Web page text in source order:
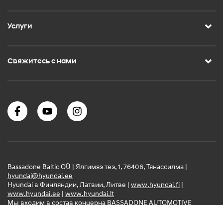
Услуги
Свяжитесь с нами
Bassadone Baltic OÜ | Ялгимяэ теэ, 1, 76406, Тянассилма |
hyundai@hyundai.ee
Hyundai в Финляндии, Латвии, Литве | www.hyundai.fi |
www.hyundai.ee | www.hyundai.lt
Мы входим в состав концерна BASSADONE AUTOMOTIVE